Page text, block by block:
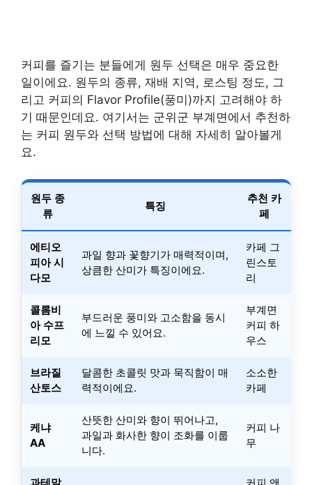
커피를 즐기는 분들에게 원두 선택은 매우 중요한
일이에요. 원두의 종류, 재배 지역, 로스팅 정도, 그
리고 커피의 Flavor Profile(풍미)까지 고려해야 하
기 때문인데요. 여기서는 군위군 부계면에서 추천하
는 커피 원두와 선택 방법에 대해 자세히 알아볼게
요.
원두 종
류
특징
추천 카
페
에티오
피아 시
다모
과일 향과 꽃향기가 매력적이며,
상큼한 산미가 특징이에요.
카페 그
린스토
리
콜롬비
아 수프
리모
부드러운 풍미와 고소함을 동시
에 느낄 수 있어요.
부계면
커피 하
우스
브라질
산토스
달콤한 초콜릿 맛과 묵직함이 매
력적이에요.
소소한
카페
케냐
AA
산뜻한 산미와 향이 뛰어나고,
과일과 화사한 향이 조화를 이룹
니다.
커피 나
무
과테말 커피 앤